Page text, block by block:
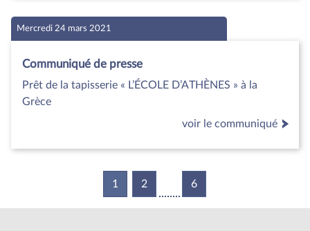
Mercredi 24 mars 2021
Communiqué de presse
Prêt de la tapisserie « L’ÉCOLE D’ATHÈNES » à la
Grèce
voir le communiqué
1 (current)
2 6